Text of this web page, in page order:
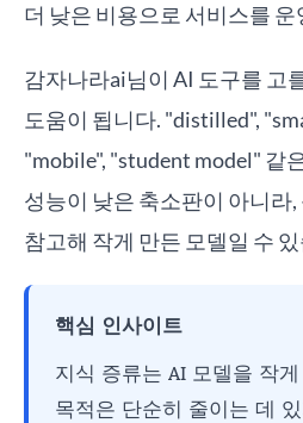
더 낮은 비용으로 서비스를
감자나라ai님이 AI 도구를 고
도움이 됩니다. "distilled",
"mobile", "student model" 같
성능이 낮은 축소판이 아니라
참고해 작게 만든 모델일 수
핵심 인사이트
지식 증류는 AI 모델을 작
목적은 단순히 줄이는 데